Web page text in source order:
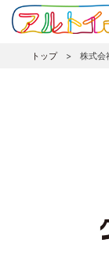
トップ> 株式会